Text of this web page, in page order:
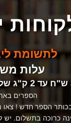
לתשומת
עלות
.
הספרים
הספר חדש ! צאו
כרוכה בתשלום. יש